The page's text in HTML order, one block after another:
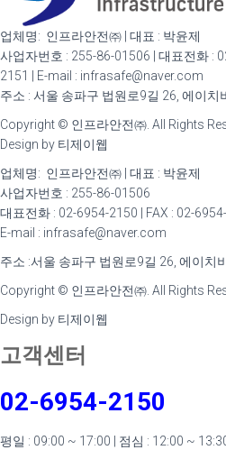
업체명: 인프라안전㈜ | 대표 : 박윤제
사업자번호 : 255-86-01506
대표전화 :
2151 | E-mail : infrasafe@naver.com
주소 : 서울 송파구 법원로9길 26, 에이치
Copyright © 인프라안전㈜. All Rights
Design by 티제이웹
업체명: 인프라안전㈜ | 대표 : 박윤제
사업자번호 : 255-86-01506
대표전화 : 02-6954-2150 | FAX : 02-
E-mail : infrasafe@naver.com
주소 :서울 송파구 법원로9길 26, 에이치
Copyright © 인프라안전㈜. All Rights
Design by 티제이웹
고객센터
02-6954-2150
평일 : 09:00 ~ 17:00 | 점심 : 12:00 ~